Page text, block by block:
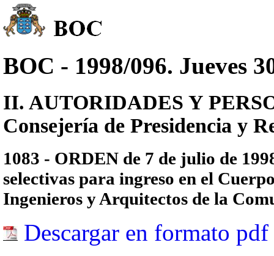
BOC - 1998/096. Jueves
II. AUTORIDADES Y
Consejería de Presidencia y
1083 - ORDEN de 7 de julio de
selectivas para ingreso en el
Ingenieros y Arquitectos de la
Descargar en formato pdf